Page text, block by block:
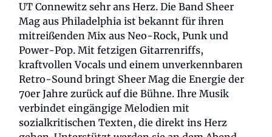
UT Connewitz sehr ans Herz. Die Band Sheer
Mag aus Philadelphia ist bekannt für ihren
mitreißenden Mix aus Neo-Rock, Punk und
Power-Pop. Mit fetzigen Gitarrenriffs,
kraftvollen Vocals und einem unverkennbaren
Retro-Sound bringt Sheer Mag die Energie der
70er Jahre zurück auf die Bühne. Ihre Musik
verbindet eingängige Melodien mit
sozialkritischen Texten, die direkt ins Herz